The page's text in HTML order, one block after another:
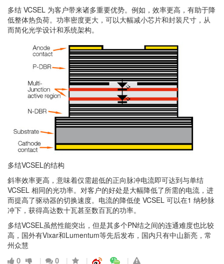
多结 VCSEL 为客户带来诸多重要优势。例如，效率更高，有助于降
低整体热负荷。功率密度更大，可以大幅减小芯片和封装尺寸，从
而简化光学设计和系统架构。
多结VCSEL的结构
斜率效率更高，意味着仅需超低的正向脉冲电流即可达到与单结
VCSEL 相同的光功率。对客户的好处是大幅降低了所需的电流，进
而提高了驱动器的切换速度。电流的降低使 VCSEL 可以在1 纳秒脉
冲下，获得高达数十瓦甚至数百瓦的功率。
多结VCSEL虽然性能突出，但是其多个PN结之间的连通难度也比较
高，国外有Vixar和Lumentum等先后发布，国内只有中山新亮，常
州众慧
0 | 0 | | |